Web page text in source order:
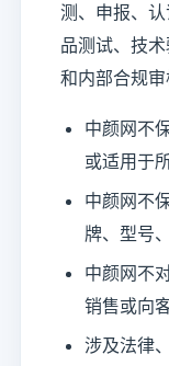
测、申报、
品测试、技
和内部合规审
中颜网不
或适用于
中颜网不
牌、型号
中颜网不
销售或向
涉及法律